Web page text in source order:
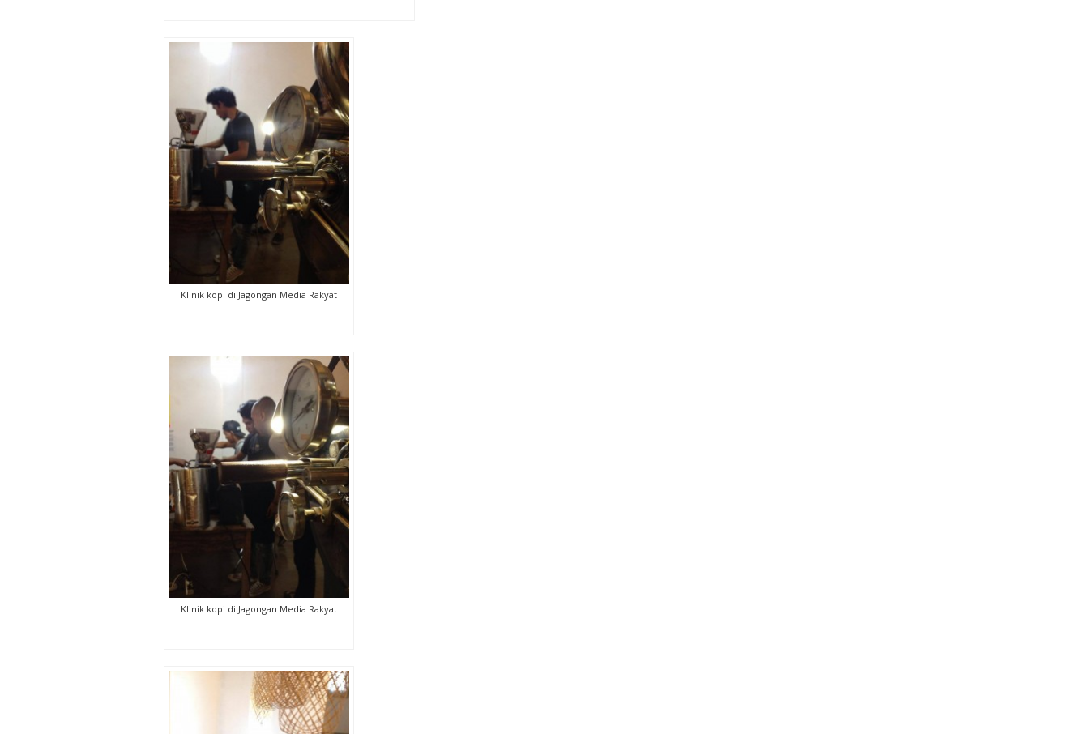
Klinik kopi di Jagongan Media Rakyat
Klinik kopi di Jagongan Media Rakyat